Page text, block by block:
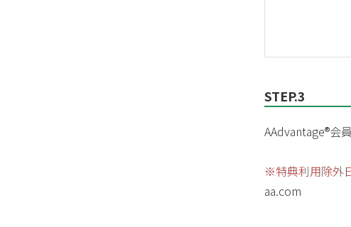
STEP.3
AAdvantage®会
※特典利用除外
aa.com